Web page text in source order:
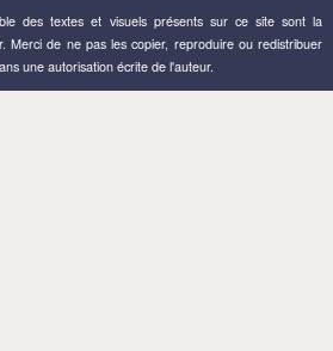
des textes et visuels présents sur ce site sont la
Merci de ne pas les copier, reproduire ou redistribuer
une autorisation écrite de l'auteur.